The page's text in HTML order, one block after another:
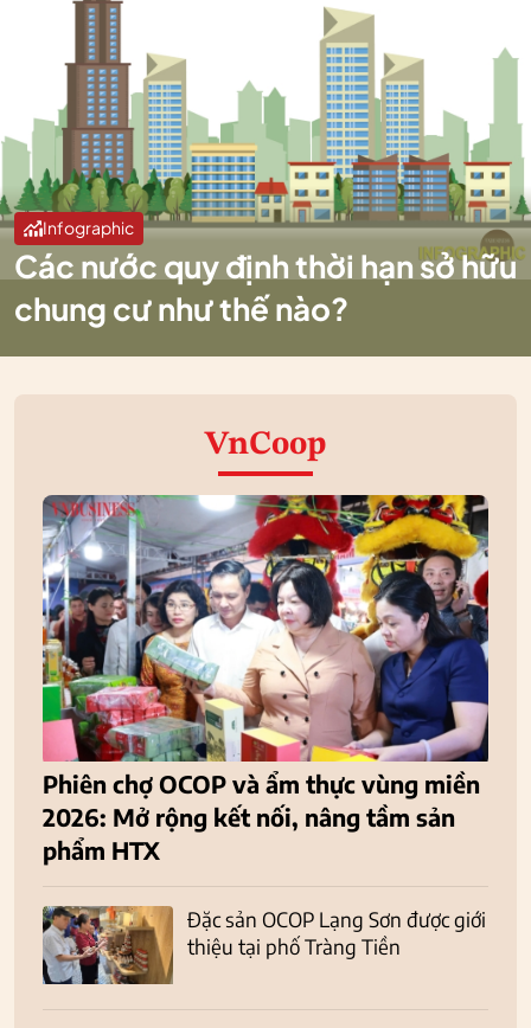
Infographic
Các nước quy định thời hạn sở hữu
chung cư như thế nào?
VnCoop
Phiên chợ OCOP và ẩm thực vùng miền
2026: Mở rộng kết nối, nâng tầm sản
phẩm HTX
Đặc sản OCOP Lạng Sơn được giới
thiệu tại phố Tràng Tiền